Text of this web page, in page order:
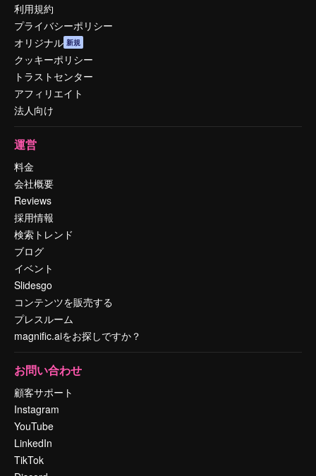
利用規約
プライバシーポリシー
オリジナル 新規
クッキーポリシー
トラストセンター
アフィリエイト
法人向け
運営
料金
会社概要
Reviews
採用情報
検索トレンド
ブログ
イベント
Slidesgo
コンテンツを販売する
プレスルーム
magnific.aiをお探しですか？
お問い合わせ
顧客サポート
Instagram
YouTube
LinkedIn
TikTok